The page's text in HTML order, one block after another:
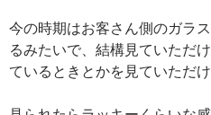
今の時期はお客さん側のガラ
るみたいで、結構見ていただ
ているときとかを見ていただけ